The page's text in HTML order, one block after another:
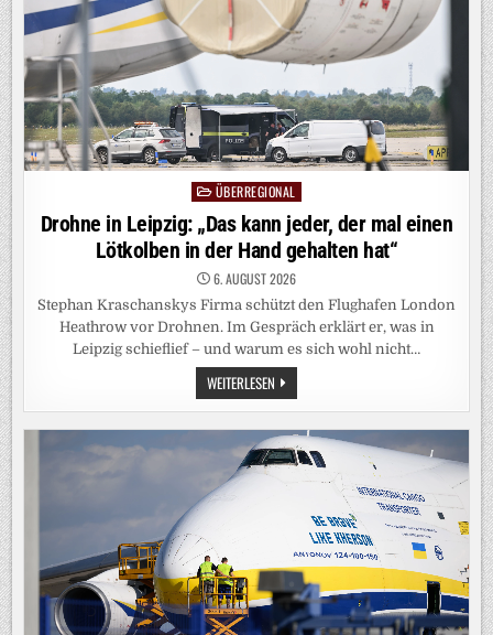
PostedÜBERREGIONAL
Drohne in Leipzig: „Das kann jeder, der mal einen
Lötkolben in der Hand gehalten hat“
6. AUGUST 2026
Stephan Kraschanskys Firma schützt den Flughafen London
Heathrow vor Drohnen. Im Gespräch erklärt er, was in
Leipzig schieflief – und warum es sich wohl nicht…
WEITERLESEN DROHNE
IN
LEIPZIG:
„DAS
KANN
JEDER,
DER
MAL
LÖTKOLBEN
HAND
GEHALTEN